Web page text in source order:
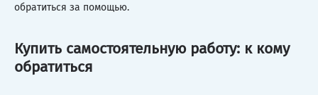
обратиться за помощью.
Купить самостоятельную работу: к кому
обратиться